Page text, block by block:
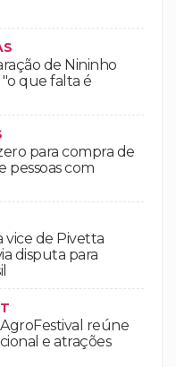
de Nininho
que falta é
para compra de
pessoas com
vice de Pivetta
disputa para
reúne
e atrações